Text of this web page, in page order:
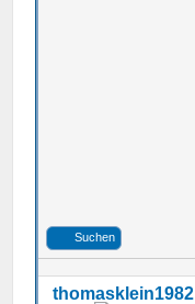
Suchen
thomasklein1982